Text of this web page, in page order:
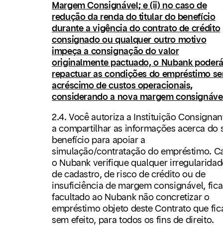
Margem Consignável; e (ii) no caso de
redução da renda do titular do benefício
durante a vigência do contrato de crédito
consignado ou qualquer outro motivo
impeça a consignação do valor
originalmente pactuado, o Nubank poderá
repactuar as condições do empréstimo
acréscimo de custos operacionais,
considerando a nova margem
2.4. Você autoriza a Instituição
a compartilhar as informações acerca do
benefício para apoiar a
simulação/contratação do empréstimo.
o Nubank verifique qualquer
de cadastro, de risco de crédito ou de
insuficiência de margem consignável, fica
facultado ao Nubank não concretizar o
empréstimo objeto deste Contrato que
sem efeito, para todos os fins de direito.